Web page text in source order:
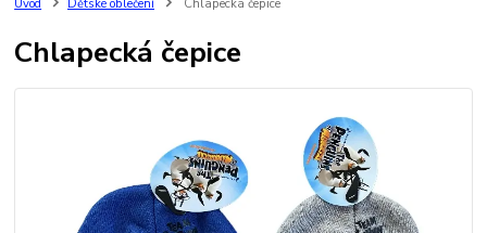
Úvod Dětské oblečení Chlapecká čepice
Chlapecká čepice